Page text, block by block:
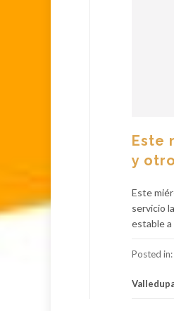
Este
y
Este
servicio
estable a
Posted in: